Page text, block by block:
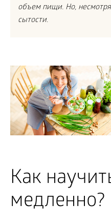
объем пищи. Но, несмотря
сытости.
Как
медленно?